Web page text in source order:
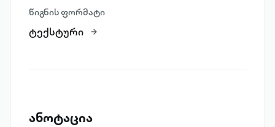
წიგნის ფორმატი
ტექსტური
ანოტაცია